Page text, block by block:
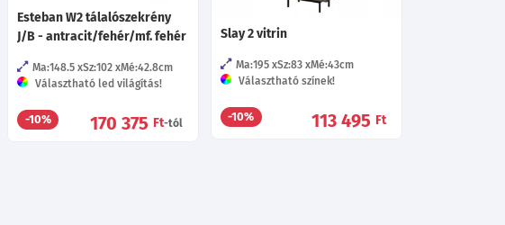
Esteban W2 tálalószekrény
J/B - antracit/fehér/mf. fehér
Ma:148.5 Sz:102 Mé:42.8cm
Választható led világítás!
-10% 170 375 Ft-tól
Slay 2 vitrin
Ma:195 Sz:83 Mé:43cm
Választható színek!
-10% 113 495 Ft